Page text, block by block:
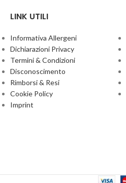
LINK UTILI
Informativa Allergeni
Dichiarazioni Privacy
Termini & Condizioni
Disconoscimento
Rimborsi & Resi
Cookie Policy
Imprint